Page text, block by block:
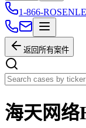
1-866-
返回所有案件
海天网络